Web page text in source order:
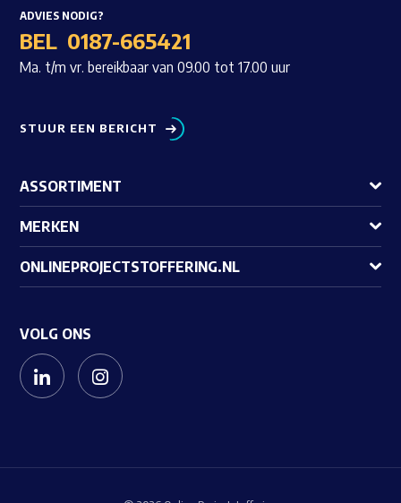
ADVIES NODIG?
BEL 0187-665421
Ma. t/m vr. bereikbaar van 09.00 tot 17.00 uur
STUUR EEN BERICHT
ASSORTIMENT
MERKEN
ONLINEPROJECTSTOFFERING.NL
VOLG ONS